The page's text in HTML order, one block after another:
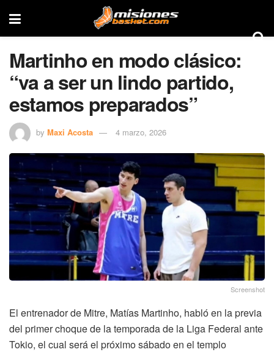
Martinho en modo clásico:
“va a ser un lindo partido,
estamos preparados”
by Maxi Acosta 4 marzo, 2026
Screenshot
El entrenador de Mitre, Matías Martinho, habló en la previa
del primer choque de la temporada de la Liga Federal ante
Tokio, el cual será el próximo sábado en el templo